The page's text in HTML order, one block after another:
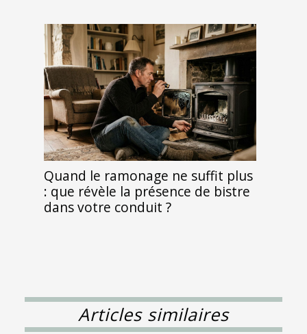
Quand le ramonage ne suffit plus
: que révèle la présence de bistre
dans votre conduit ?
Articles similaires